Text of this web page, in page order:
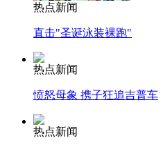
热点新闻
直击"圣诞泳装裸跑"
热点新闻
愤怒母象 携子狂追吉普车
热点新闻